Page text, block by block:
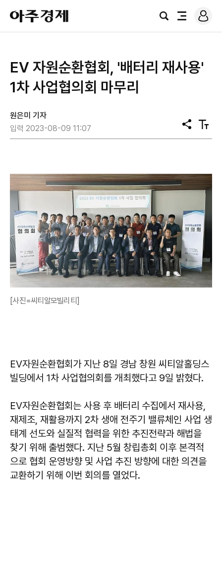
아
주
경
검
전
로
그
EV 자원순환협회, '배터리 재사용'
1차 사업협의회 마무리
원은미 기자
입력 2023-08-09 11:07
공
유
텍
스
[사진=씨티알모빌리티]
EV자원순환협회가 지난 8일 경남 창원 씨티알홀딩스
빌딩에서 1차 사업협의회를 개최했다고 9일 밝혔다.
EV자원순환협회는 사용 후 배터리 수집에서 재사용,
재제조, 재활용까지 2차 생애 전주기 밸류체인 사업 생
태계 선도와 실질적 협력을 위한 추진전략과 해법을
찾기 위해 출범했다. 지난 5월 창립총회 이후 본격적
으로 협회 운영방향 및 사업 추진 방향에 대한 의견을
교환하기 위해 이번 회의를 열었다.